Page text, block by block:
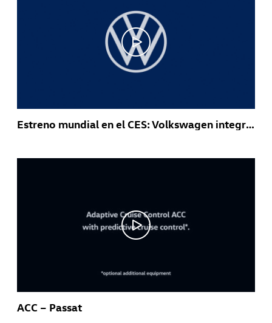
Estreno mundial en el CES: Volkswagen integra ChatGPT en sus vehículos
ACC – Passat